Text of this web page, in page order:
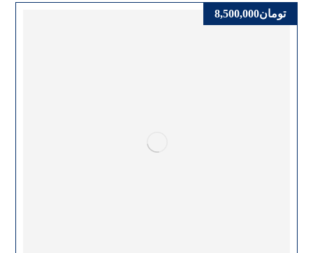
تومان8,500,000